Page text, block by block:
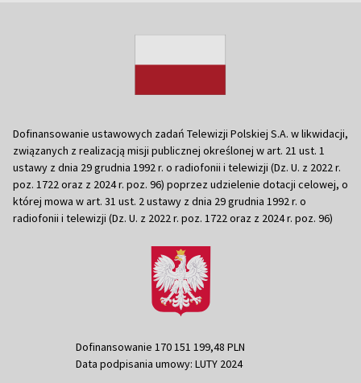
Dofinansowanie ustawowych zadań Telewizji Polskiej S.A. w likwidacji,
związanych z realizacją misji publicznej określonej w art. 21 ust. 1
ustawy z dnia 29 grudnia 1992 r. o radiofonii i telewizji (Dz. U. z 2022 r.
poz. 1722 oraz z 2024 r. poz. 96) poprzez udzielenie dotacji celowej, o
której mowa w art. 31 ust. 2 ustawy z dnia 29 grudnia 1992 r. o
radiofonii i telewizji (Dz. U. z 2022 r. poz. 1722 oraz z 2024 r. poz. 96)
Dofinansowanie 170 151 199,48 PLN
Data podpisania umowy: LUTY 2024